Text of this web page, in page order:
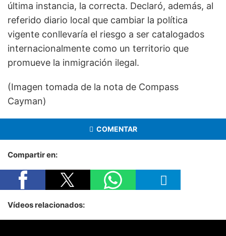
última instancia, la correcta. Declaró, además, al
referido diario local que cambiar la política
vigente conllevaría el riesgo a ser catalogados
internacionalmente como un territorio que
promueve la inmigración ilegal.
(Imagen tomada de la nota de Compass
Cayman)
COMENTAR
Compartir en:
Vídeos relacionados: